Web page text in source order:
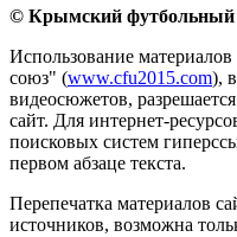
© Крымский футбольный
Использование
союз" (www.cfu2015.com),
видеосюжетов,
сайт. Для интернет-
поисковых систем
первом абзаце текста.
Перепечатка материалов
источников, возможна